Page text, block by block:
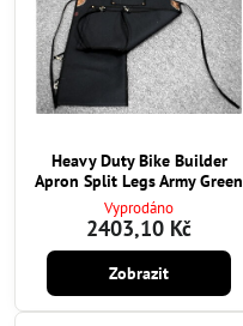
Heavy Duty Bike Builder
Apron Split Legs Army Green
Vyprodáno
2403,10 Kč
Zobrazit